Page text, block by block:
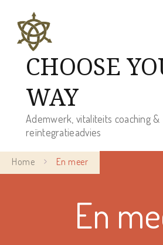
CHOOSE
WAY
Ademwerk, vitaliteits coaching &
reïntegratieadvies
Home En meer
En